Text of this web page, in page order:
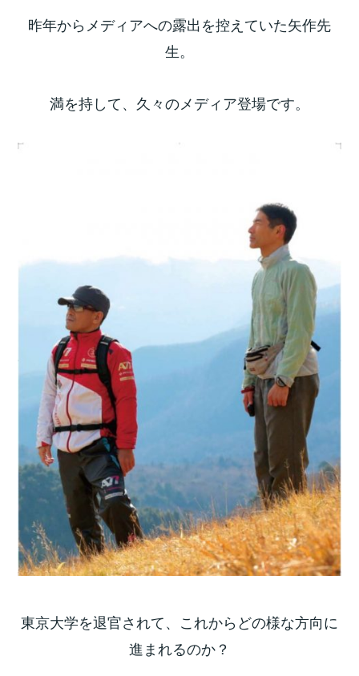
昨年からメディアへの露出を控えていた矢作先
生。
満を持して、久々のメディア登場です。
東京大学を退官されて、これからどの様な方向に
進まれるのか？